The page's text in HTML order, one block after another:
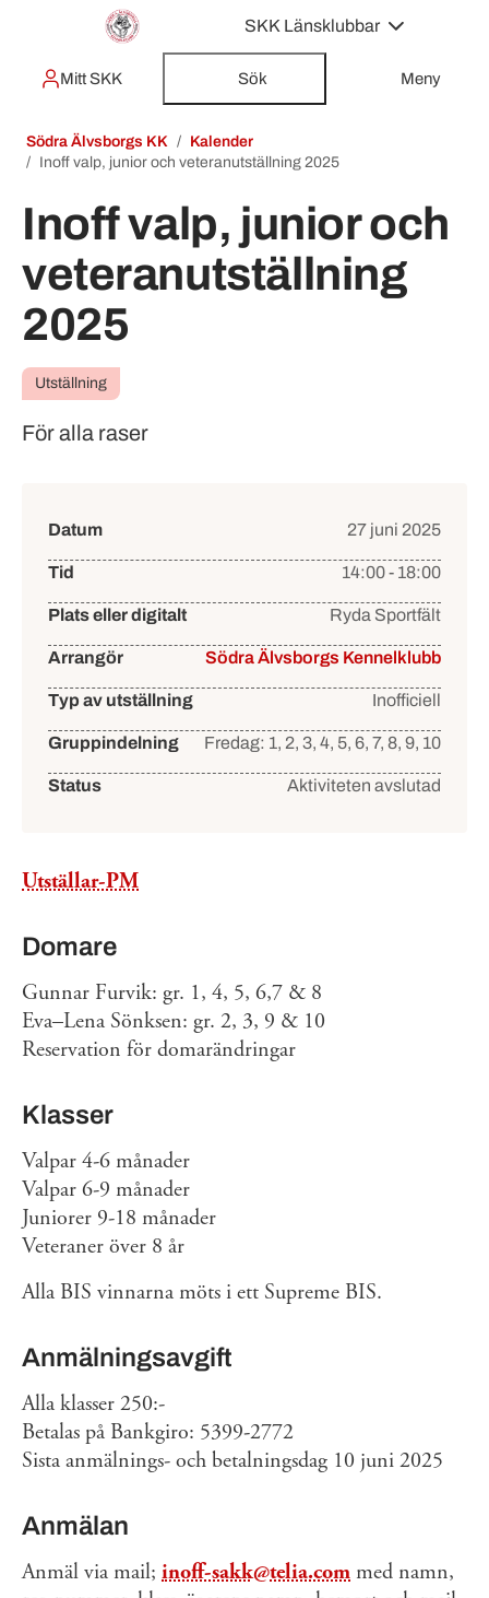
SKK Länsklubbar
Mitt SKK Sök Meny
Södra Älvsborgs KK
Kalender
Inoff valp, junior och veteranutställning 2025
Inoff valp, junior och
veteranutställning
2025
Utställning
För alla raser
Datum 27 juni 2025
Tid 14:00 - 18:00
Plats eller digitalt Ryda Sportfält
Arrangör Södra Älvsborgs Kennelklubb
Typ av utställning Inofficiell
Gruppindelning Fredag: 1, 2, 3, 4, 5, 6, 7, 8, 9, 10
Status Aktiviteten avslutad
Utställar-PM
Domare
Gunnar Furvik: gr. 1, 4, 5, 6,7 & 8
Eva–Lena Sönksen: gr. 2, 3, 9 & 10
Reservation för domarändringar
Klasser
Valpar 4-6 månader
Valpar 6-9 månader
Juniorer 9-18 månader
Veteraner över 8 år
Alla BIS vinnarna möts i ett Supreme BIS.
Anmälningsavgift
Alla klasser 250:-
Betalas på Bankgiro: 5399-2772
Sista anmälnings- och betalningsdag 10 juni 2025
Anmälan
Anmäl via mail; inoff-sakk@telia.com med namn,